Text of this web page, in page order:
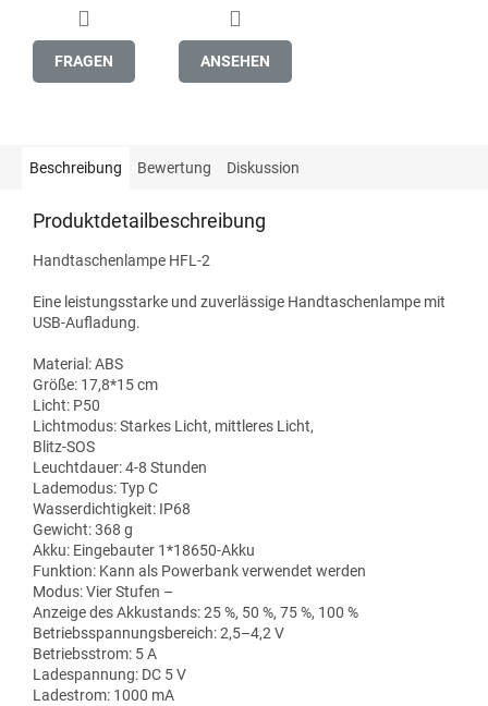
FRAGEN ANSEHEN
Beschreibung Bewertung Diskussion
Produktdetailbeschreibung
Handtaschenlampe HFL-2
Eine leistungsstarke und zuverlässige Handtaschenlampe mit
USB-Aufladung.
Material: ABS
Größe: 17,8*15 cm
Licht: P50
Lichtmodus: Starkes Licht, mittleres Licht,
Blitz-SOS
Leuchtdauer: 4-8 Stunden
Lademodus: Typ C
Wasserdichtigkeit: IP68
Gewicht: 368 g
Akku: Eingebauter 1*18650-Akku
Funktion: Kann als Powerbank verwendet werden
Modus: Vier Stufen –
Anzeige des Akkustands: 25 %, 50 %, 75 %, 100 %
Betriebsspannungsbereich: 2,5–4,2 V
Betriebsstrom: 5 A
Ladespannung: DC 5 V
Ladestrom: 1000 mA